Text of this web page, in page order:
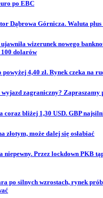
po EBC
Dąbrowa Górnicza. Waluta plus
wizerunek nowego
dolarów
powyżej 4,40 zł. Rynek czeka na
wyjazd zagraniczny? Zapraszamy
coraz bliżej 1,30 USD. GBP
złotym, może dalej się osłabiać
niepewny. Przez lockdown PKB
po silnych wzrostach, rynek